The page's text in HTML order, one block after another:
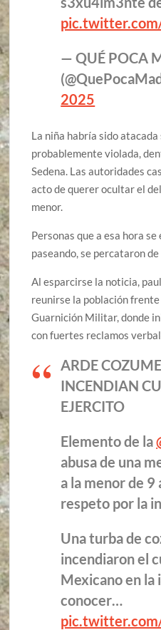
— QUÉ POCA
2025
La niña habría sido
probablemente violada,
Sedena. Las autoridades
acto de querer ocultar el
menor.
Personas que a esa hora
paseando, se percataron
Al esparcirse la noticia,
reunirse la población
Guarnición Militar, donde
con fuertes reclamos
ARDE
INCENDIAN
EJERCITO
Elemento de la
abusa de una
a la menor de 9
respeto por la
Una turba de
incendiaron el
Mexicano en la
conocer…